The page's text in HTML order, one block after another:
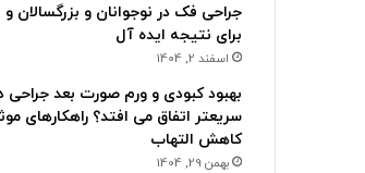
جراحی فک در نوجوانان و بزرگسالان
برای نتیجه ایده آل
اسفند 2, 1404
بهبود کبودی و ورم صورت بعد جراحی
سریعتر اتفاق می افتد؟ راهکارهای
کاهش التهاب
بهمن 29, 1404